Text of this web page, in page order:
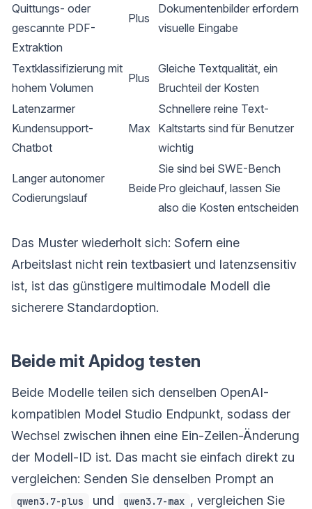
Quittungs- oder
gescannte PDF-
Extraktion
Plus
Dokumentenbilder erfordern
visuelle Eingabe
Textklassifizierung mit
hohem Volumen
Plus
Gleiche Textqualität, ein
Bruchteil der Kosten
Latenzarmer
Kundensupport-
Chatbot
Max
Schnellere reine Text-
Kaltstarts sind für Benutzer
wichtig
Langer autonomer
Codierungslauf
Beide
Sie sind bei SWE-Bench
Pro gleichauf, lassen Sie
also die Kosten entscheiden
Das Muster wiederholt sich: Sofern eine
Arbeitslast nicht rein textbasiert und latenzsensitiv
ist, ist das günstigere multimodale Modell die
sicherere Standardoption.
Beide mit Apidog testen
Beide Modelle teilen sich denselben OpenAI-
kompatiblen Model Studio Endpunkt, sodass der
Wechsel zwischen ihnen eine Ein-Zeilen-Änderung
der Modell-ID ist. Das macht sie einfach direkt zu
vergleichen: Senden Sie denselben Prompt an
qwen3.7-plus und qwen3.7-max , vergleichen Sie